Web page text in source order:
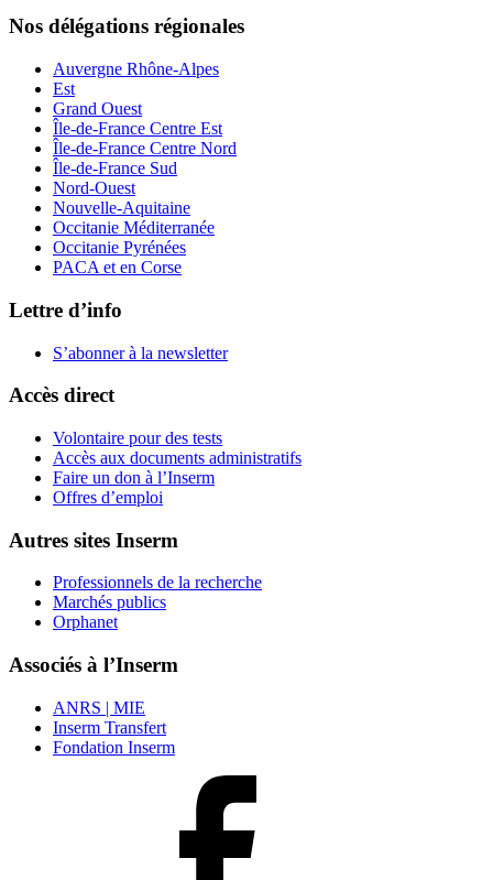
Nos délégations régionales
Auvergne Rhône-Alpes
Est
Grand Ouest
Île-de-France Centre Est
Île-de-France Centre Nord
Île-de-France Sud
Nord-Ouest
Nouvelle-Aquitaine
Occitanie Méditerranée
Occitanie Pyrénées
PACA et en Corse
Lettre d’info
S’abonner à la newsletter
Accès direct
Volontaire pour des tests
Accès aux documents administratifs
Faire un don à l’Inserm
Offres d’emploi
Autres sites Inserm
Professionnels de la recherche
Marchés publics
Orphanet
Associés à l’Inserm
ANRS | MIE
Inserm Transfert
Fondation Inserm